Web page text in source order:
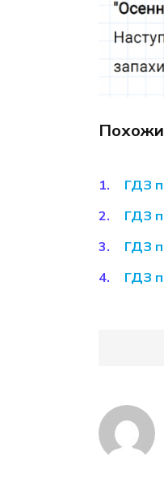
ГДЗ
ГДЗ
ГДЗ
ГДЗ